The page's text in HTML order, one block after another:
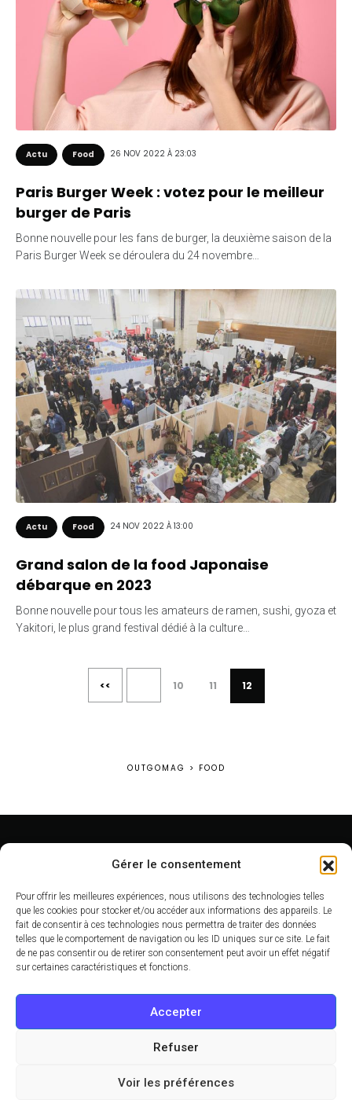
Gérer le consentement
Pour offrir les meilleures expériences, nous utilisons des technologies telles
que les cookies pour stocker et/ou accéder aux informations des appareils. Le
fait de consentir à ces technologies nous permettra de traiter des données
telles que le comportement de navigation ou les ID uniques sur ce site. Le fait
de ne pas consentir ou de retirer son consentement peut avoir un effet négatif
sur certaines caractéristiques et fonctions.
Accepter
Refuser
Voir les préférences
Actu Food 26 NOV 2022 À 23:03
Paris Burger Week : votez pour le meilleur
burger de Paris
Bonne nouvelle pour les fans de burger, la deuxième saison de la
Paris Burger Week se déroulera du 24 novembre…
Actu Food 24 NOV 2022 À 13:00
Grand salon de la food Japonaise
débarque en 2023
Bonne nouvelle pour tous les amateurs de ramen, sushi, gyoza et
Yakitori, le plus grand festival dédié à la culture…
<< 10 11 12
OUTGOMAG > FOOD
A propos
Arrondissement
Monuments de Paris
Plan
Politique de cookies (UE)